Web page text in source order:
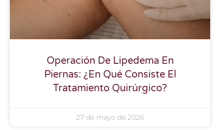
Operación De Lipedema En
Piernas: ¿En Qué Consiste El
Tratamiento Quirúrgico?
27 de mayo de 2026